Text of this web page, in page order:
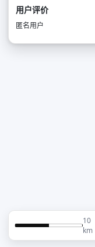
用户评价
匿名用户
10
km